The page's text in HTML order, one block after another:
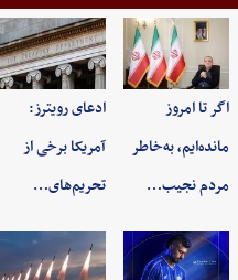
اگر تا امروز
مانده‌ایم، به‌خاطر
مردم نجیب…
ادعای رویترز:
آمریکا برخی از
تحریم‌های…